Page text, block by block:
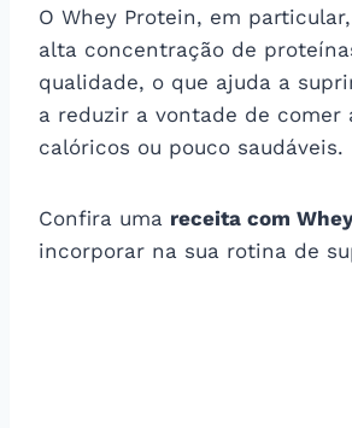
O Whey Protein, em
alta concentração de
qualidade, o que ajuda a
a reduzir a vontade de comer
calóricos ou pouco saudáveis.
Confira uma receita com
incorporar na sua rotina de